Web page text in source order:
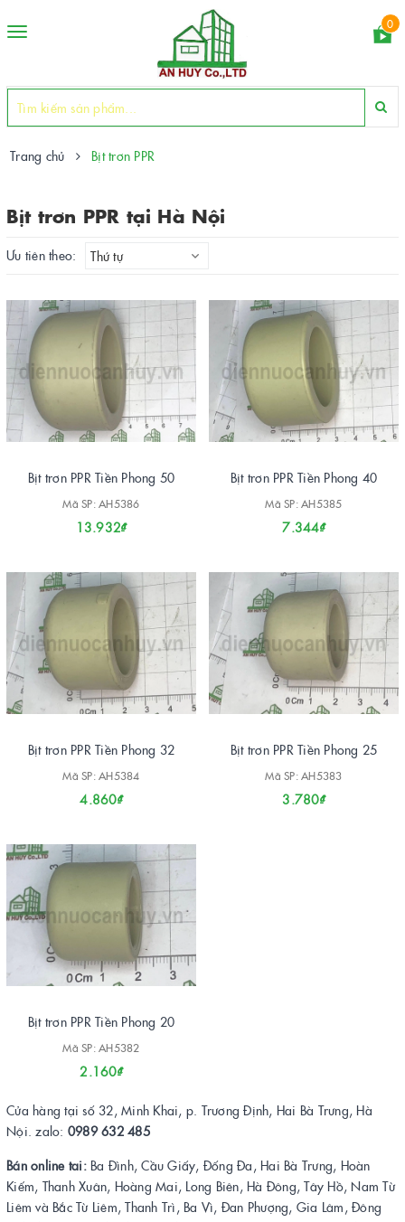
Toggle
0
Trang chủ Bịt trơn PPR
Bịt trơn PPR tại Hà Nội
Ưu tiên theo: Thứ tự
Bịt trơn PPR Tiền Phong 50
Mã SP: AH5386
13.932₫
Bịt trơn PPR Tiền Phong 40
Mã SP: AH5385
7.344₫
Bịt trơn PPR Tiền Phong 32
Mã SP: AH5384
4.860₫
Bịt trơn PPR Tiền Phong 25
Mã SP: AH5383
3.780₫
Bịt trơn PPR Tiền Phong 20
Mã SP: AH5382
2.160₫
Cửa hàng tại số 32, Minh Khai, p. Trương Định, Hai Bà Trưng, Hà
Nội. zalo: 0989 632 485
Bán online tai: Ba Đình, Cầu Giấy, Đống Đa, Hai Bà Trưng, Hoàn
Kiếm, Thanh Xuân, Hoàng Mai, Long Biên, Hà Đông, Tây Hồ, Nam Từ
Liêm và Bắc Từ Liêm, Thanh Trì, Ba Vì, Đan Phượng, Gia Lâm, Đông